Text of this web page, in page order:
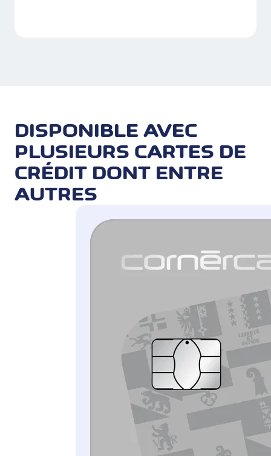
DISPONIBLE AVEC
PLUSIEURS CARTES DE
CRÉDIT DONT ENTRE
AUTRES